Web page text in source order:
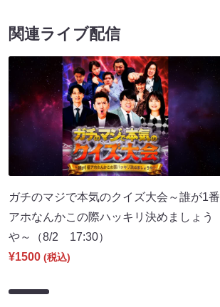
関連ライブ配信
ガチのマジで本気のクイズ大会～誰が1番
アホなんかこの際ハッキリ決めましょう
や～（8/2 17:30）
¥1500 (税込)